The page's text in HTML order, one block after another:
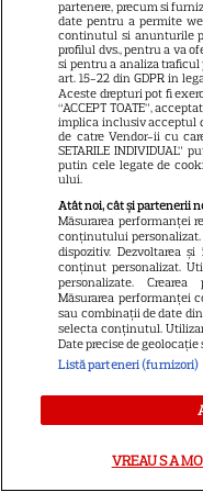
Copyright2026Ringier
partenere, precum si
date pentru a permite
continutul si anunturile
profilul dvs., pentru a va
si pentru a analiza traficul
art. 15-22 din GDPR in
Aceste drepturi pot fi
“ACCEPT TOATE”,
implica inclusiv acceptul
de catre Vendor-ii cu
SETARILE
putin cele legate de
ului.
Atât noi, cât și partenerii
Măsurarea performanței
conținutului personalizat.
dispozitiv. Dezvoltarea
conținut personalizat.
personalizate.
Măsurarea performanței
sau combinații de date
selecta conținutul.
Date precise de
Listă parteneri (furnizori)
VREAU SA